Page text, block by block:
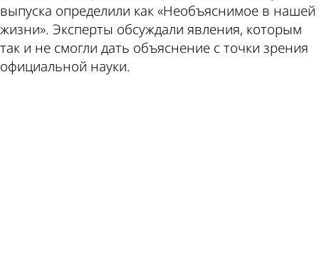
выпуска определили как «Необъяснимое в нашей
жизни». Эксперты обсуждали явления, которым
так и не смогли дать объяснение с точки зрения
официальной науки.
пишет
курсы